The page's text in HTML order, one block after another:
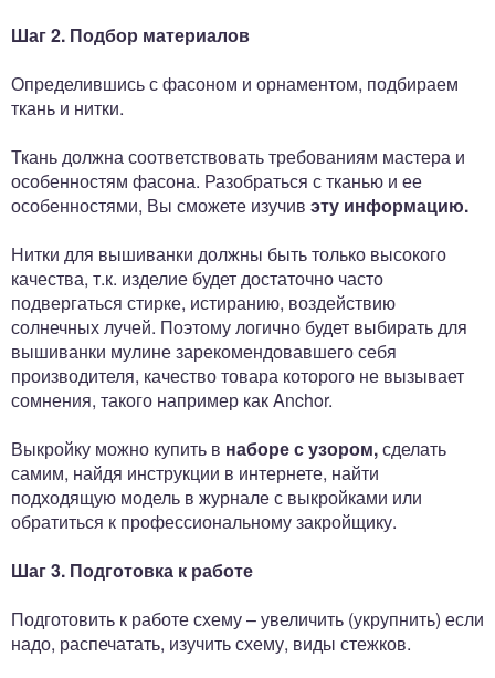
Шаг 2. Подбор материалов
Определившись с фасоном и орнаментом, подбираем
ткань и нитки.
Ткань должна соответствовать требованиям мастера и
особенностям фасона. Разобраться с тканью и ее
особенностями, Вы сможете изучив эту информацию.
Нитки для вышиванки должны быть только высокого
качества, т.к. изделие будет достаточно часто
подвергаться стирке, истиранию, воздействию
солнечных лучей. Поэтому логично будет выбирать для
вышиванки мулине зарекомендовавшего себя
производителя, качество товара которого не вызывает
сомнения, такого например как Anchor.
Выкройку можно купить в наборе с узором,сделать
самим, найдя инструкции в интернете, найти
подходящую модель в журнале с выкройками или
обратиться к профессиональному закройщику.
Шаг 3. Подготовка к работе
Подготовить к работе схему – увеличить (укрупнить) если
надо, распечатать, изучить схему, виды стежков.